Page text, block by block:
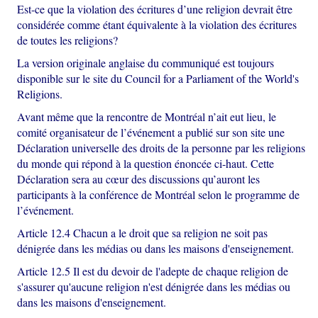
Est-ce que la violation des écritures d’une religion devrait être
considérée comme étant équivalente à la violation des écritures
de toutes les religions?
La version originale anglaise du communiqué est toujours
disponible sur le site du Council for a Parliament of the World's
Religions.
Avant même que la rencontre de Montréal n’ait eut lieu, le
comité organisateur de l’événement a publié sur son site une
Déclaration universelle des droits de la personne par les religions
du monde qui répond à la question énoncée ci-haut. Cette
Déclaration sera au cœur des discussions qu’auront les
participants à la conférence de Montréal selon le programme de
l’événement.
Article 12.4 Chacun a le droit que sa religion ne soit pas
dénigrée dans les médias ou dans les maisons d'enseignement.
Article 12.5 Il est du devoir de l'adepte de chaque religion de
s'assurer qu'aucune religion n'est dénigrée dans les médias ou
dans les maisons d'enseignement.